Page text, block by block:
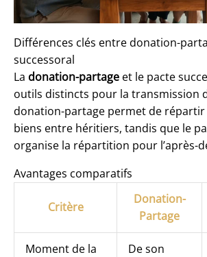
Différences clés entre donation-
successoral
La donation-partage et le pacte
outils distincts pour la transmission
donation-partage permet de répartir
biens entre héritiers, tandis que le
organise la répartition pour l’après-
Avantages comparatifs
Critère
Donation-
Partage
Moment de la
De son